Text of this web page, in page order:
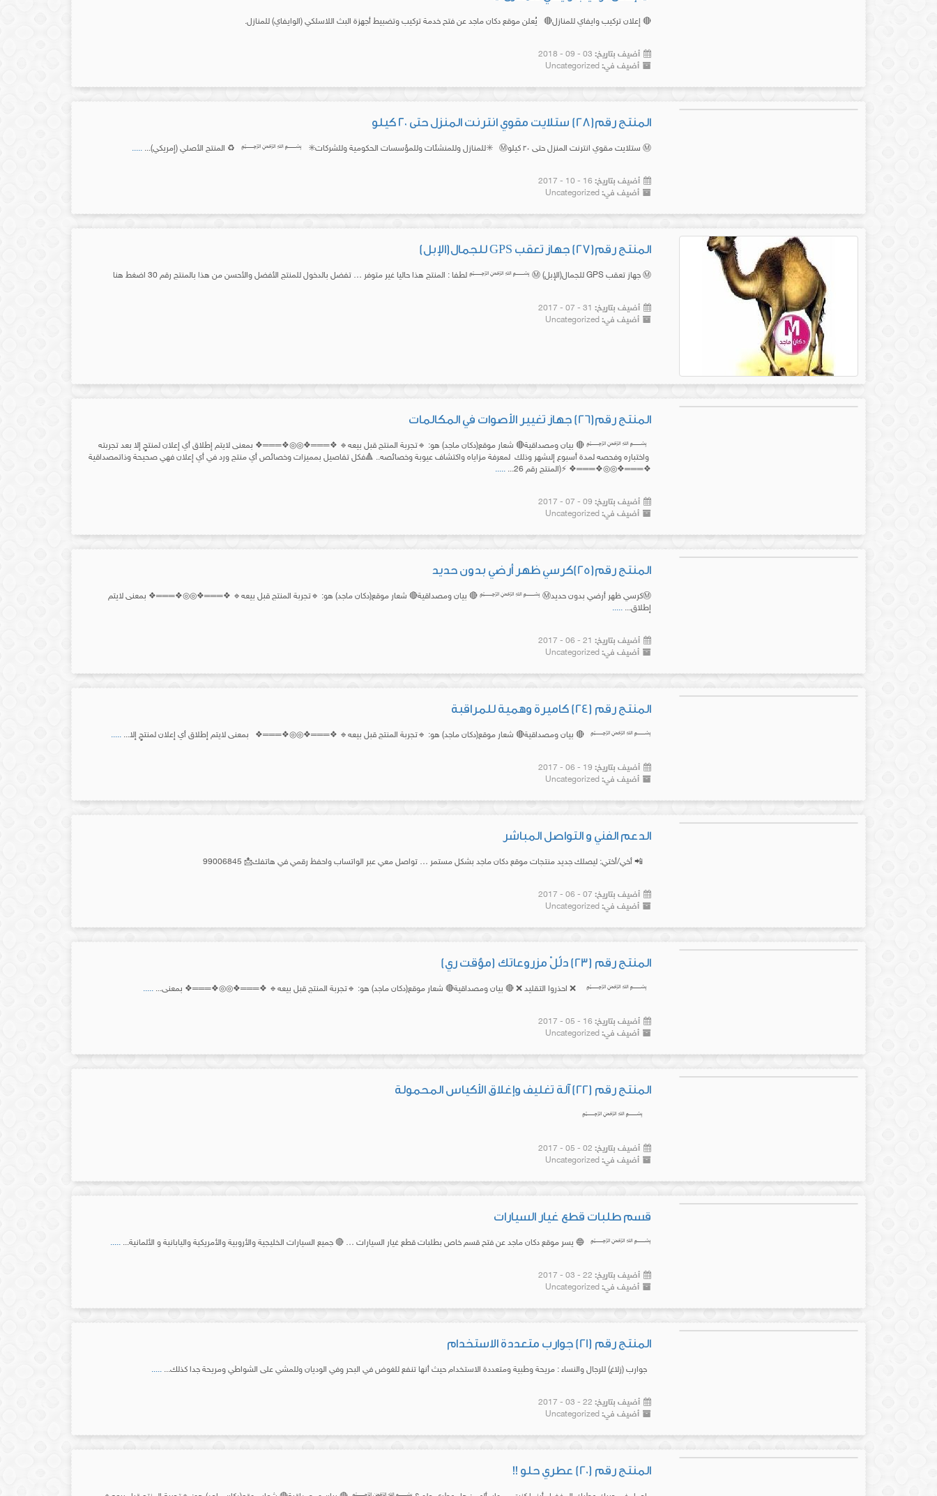
🔴 إعلان تركيب وايفاي للمنازل🔴 يُعلن موقع دكان ماجد عن فتح خدمة تركيب وتضبيط أجهزة البث اللاسلكي (الوايفاي) للمنازل.
أضيف بتاريخ:
أضيف في: Uncategorized
المنتج رقم(28) ستلايت مقوي انترنت المنزل حتى ٢٠ كيلو
Ⓜ️ ستلايت مقوي انترنت المنزل حتى ٢٠ كيلوⓂ️ ✳️للمنازل وللمنشئات وللمؤسسات الحكومية وللشركات✳️ ﷽ ♻️ المنتج الأصلي (إمريكي)... .....
أضيف بتاريخ:
أضيف في: Uncategorized
المنتج رقم(27) جهاز تعقب GPS للجمال(الإبل)
أضيف بتاريخ:
أضيف في: Uncategorized
المنتج رقم(26) جهاز تغيير الأصوات في المكالمات
﷽ 🔴 بيان ومصداقية🔴 شعار موقع(دكان ماجد) هو: 🔹تجربة المنتج قبل بيعه🔹 ❖═══❖◎◎❖═══❖ بمعنى لايتم إطلاق أي إعلان لمنتجٍ إلا بعد تجربته
واختباره وفحصه لمدة أسبوع إلىشهر وذلك لمعرفة مزاياه واكتشاف عيوبة وخصائصه.. 🔺فكل تفاصيل بمميزات وخصائص أي منتج ورد في أي إعلان فهي صحيحة وذاتمصداقية
❖═══❖◎◎❖═══❖ ⚡(المنتج رقم 26...
.....
أضيف بتاريخ:
أضيف في: Uncategorized
المنتج رقم(25)كرسي ظهر أرضي بدون حديد
Ⓜ️كرسي ظهر أرضي بدون حديدⓂ️ ﷽ 🔴 بيان ومصداقية🔴 شعار موقع(دكان ماجد) هو: 🔹تجربة المنتج قبل بيعه🔹 ❖═══❖◎◎❖═══❖ بمعنى لايتم
إطلاق... .....
أضيف بتاريخ:
أضيف في: Uncategorized
المنتج رقم (24) كاميرة وهمية للمراقبة
﷽ 🔴 بيان ومصداقية🔴 شعار موقع(دكان ماجد) هو: 🔹تجربة المنتج قبل بيعه🔹 ❖═══❖◎◎❖═══❖ بمعنى لايتم إطلاق أي إعلان لمنتجٍ إلا... .....
أضيف بتاريخ:
أضيف في: Uncategorized
الدعم الفني و التواصل المباشر
📲 أخي/أختي: ليصلك جديد منتجات موقع دكان ماجد بشكل مستمر … تواصل معي عبر الواتساب واحفظ رقمي في هاتفك📩 99006845
أضيف بتاريخ:
أضيف في: Uncategorized
المنتج رقم (23) دلّلْ مزروعاتك (مؤقت ري)
﷽ ❌ احذروا التقليد ❌ 🔴 بيان ومصداقية🔴 شعار موقع(دكان ماجد) هو: 🔹تجربة المنتج قبل بيعه🔹 ❖═══❖◎◎❖═══❖ بمعنى... .....
أضيف بتاريخ:
أضيف في: Uncategorized
المنتج رقم (22) آلة تغليف وإغلاق الأكياس المحمولة
﷽
أضيف بتاريخ:
أضيف في: Uncategorized
قسم طلبات قطع غيار السيارات
﷽ 🔵 يسر موقع دكان ماجد عن فتح قسم خاص بطلبات قطع غيار السيارات … 🔴 جميع السيارات الخليجية والأروبية والأمريكية واليابانية و الألمانية... .....
أضيف بتاريخ:
أضيف في: Uncategorized
المنتج رقم (21) جوارب متعددة الاستخدام
جوارب (زلاغ) للرجال والنساء : مريحة وطبية ومتعددة الاستخدام حيث أنها تنفع للغوض في البحر وفي الوديان وللمشي على الشواطي ومريحة جدا كذلك... .....
أضيف بتاريخ:
أضيف في: Uncategorized
المنتج رقم (20) عطري حلو !!